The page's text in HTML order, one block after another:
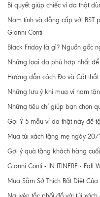
Bí quyết giúp chiếc ví da thật
Nam tính và đẳng cấp với BST
Gianni Conti
Black Friday là gì? Nguồn gốc
Những loại da phù hợp nhất
Hướng dẫn cách Đo và Cắt
Những lưu ý khi mua ví nam
Những tiêu chí giúp bạn chọn
Gợi Ý 5 mẫu ví da thật này để
Mua túi xách tặng mẹ ngày
Gợi ý quà tặng khách hàng
Gianni Conti - IN ITINERE - Fall
Mua Sắm Sở Thích Bất Diệt